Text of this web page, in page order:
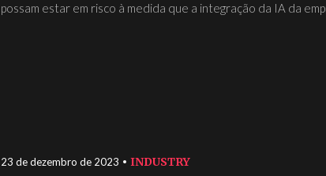
possam estar em risco à medida que a integração da IA da
23 de dezembro de 2023 INDUSTRY